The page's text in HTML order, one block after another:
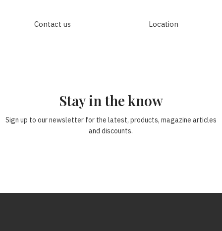
Contact us Location
Stay in the know
Sign up to our newsletter for the latest, products, magazine articles
and discounts.